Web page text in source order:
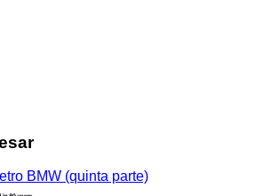
BMW (quinta parte)